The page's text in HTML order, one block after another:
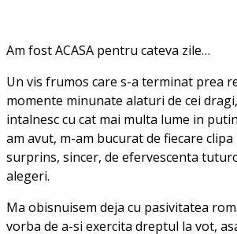
Am fost ACASA pentru cateva zile…
Un vis frumos care s-a terminat prea
momente minunate alaturi de cei
intalnesc cu cat mai multa lume in
am avut, m-am bucurat de fiecare clipa
surprins, sincer, de efervescenta
alegeri.
Ma obisnuisem deja cu pasivitatea
vorba de a-si exercita dreptul la vot,